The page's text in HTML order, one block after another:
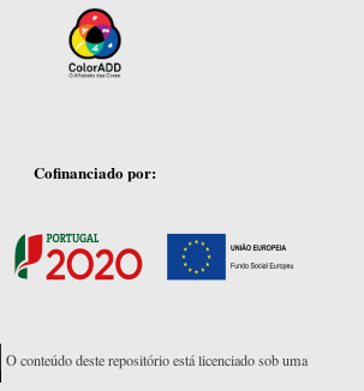
Cofinanciado por:
O conteúdo deste repositório está licenciado sob uma